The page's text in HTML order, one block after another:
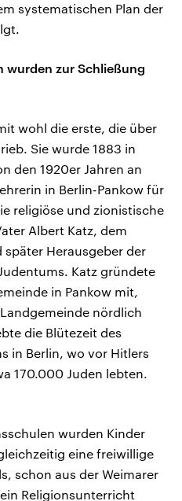
systematischen Plan der
wurden zur Schließung
wohl die erste, die über
Sie wurde 1883 in
den 1920er Jahren an
in Berlin-Pankow für
religiöse und zionistische
Albert Katz, dem
später Herausgeber der
Katz gründete
in Pankow mit,
nördlich
die Blütezeit des
in Berlin, wo vor Hitlers
170.000 Juden lebten.
wurden Kinder
eine freiwillige
schon aus der Weimarer
Religionsunterricht